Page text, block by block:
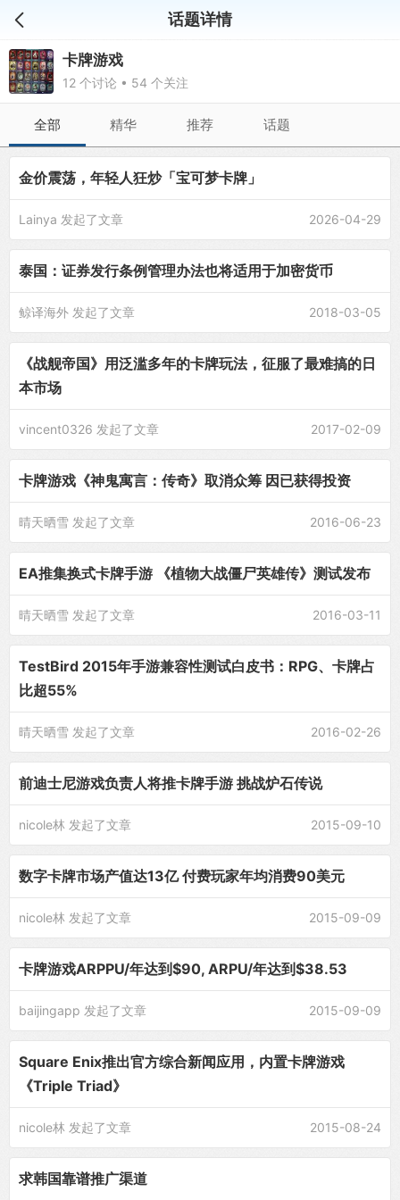
话题详情
卡牌游戏
12 个讨论 • 54 个关注
全部 精华 推荐 话题
金价震荡，年轻人狂炒「宝可梦卡牌」
Lainya 发起了文章 2026-04-29
泰国：证券发行条例管理办法也将适用于加密货币
鲸译海外 发起了文章 2018-03-05
《战舰帝国》用泛滥多年的卡牌玩法，征服了最难搞的日
本市场
vincent0326 发起了文章 2017-02-09
卡牌游戏《神鬼寓言：传奇》取消众筹 因已获得投资
晴天晒雪 发起了文章 2016-06-23
EA推集换式卡牌手游 《植物大战僵尸英雄传》测试发布
晴天晒雪 发起了文章 2016-03-11
TestBird 2015年手游兼容性测试白皮书：RPG、卡牌占
比超55%
晴天晒雪 发起了文章 2016-02-26
前迪士尼游戏负责人将推卡牌手游 挑战炉石传说
nicole林 发起了文章 2015-09-10
数字卡牌市场产值达13亿 付费玩家年均消费90美元
nicole林 发起了文章 2015-09-09
卡牌游戏ARPPU/年达到$90, ARPU/年达到$38.53
baijingapp 发起了文章 2015-09-09
Square Enix推出官方综合新闻应用，内置卡牌游戏
《Triple Triad》
nicole林 发起了文章 2015-08-24
求韩国靠谱推广渠道